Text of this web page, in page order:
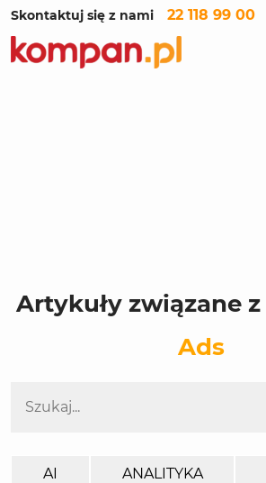
Skontaktuj się z nami 22 118 99 00
Artykuły związane z
Ads
AI ANALITYKA